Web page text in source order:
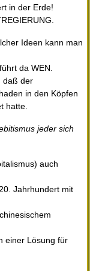
in der Erde!
Ideen kann man
da WEN.
daß der
in den Köpfen
hatte.
jeder sich
auch
Jahrhundert mit
einer Lösung für